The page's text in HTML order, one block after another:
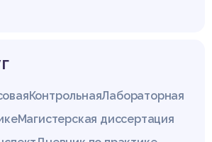
КонтрольнаяЛабораторная
Магистерская диссертация